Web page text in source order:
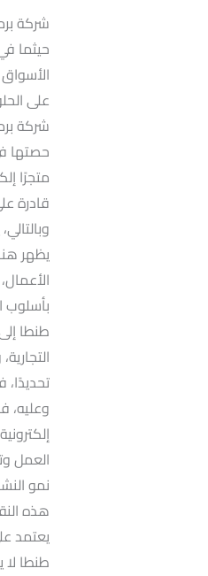
حيثما
على
شركة
حصتها
متجرًا
قادرة
بأسلوب
طنطا
تحديدًا،
وعليه،
العمل
نمو
هذه
يعتمد
طنطا